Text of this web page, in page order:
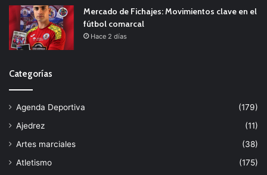
Mercado de Fichajes: Movimientos clave en el
fútbol comarcal
Hace 2 días
Categorías
Agenda Deportiva
(179)
Ajedrez
(11)
Artes marciales
(38)
Atletismo
(175)